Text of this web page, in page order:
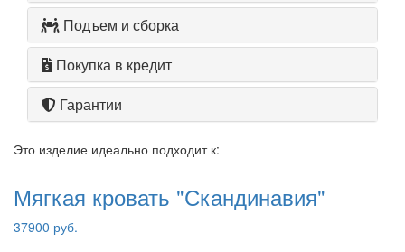
Подъем и сборка
Покупка в кредит
Гарантии
Это изделие идеально подходит к:
Мягкая кровать "Скандинавия"
37900 руб.